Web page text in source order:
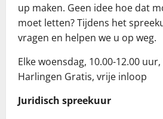
up maken. Geen idee hoe dat
moet letten? Tijdens het
vragen en helpen we u op weg.
Elke woensdag, 10.00-12.00
Harlingen Gratis, vrije inloop
Juridisch spreekuur